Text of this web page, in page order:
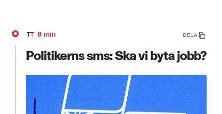
TT 8 min DELA
Politikerns sms: Ska vi byta jobb?